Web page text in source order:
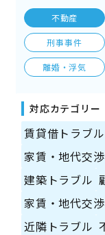
不動産
刑事事件
離婚・浮気
対応カテゴリー
賃貸借トラブル
家賃・地代交
建築トラブル
家賃・地代交渉
近隣トラブル